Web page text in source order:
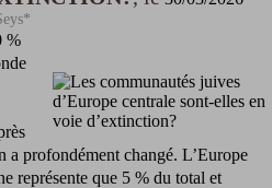
%
a profondément changé. L’Europe
représente que 5 % du total et